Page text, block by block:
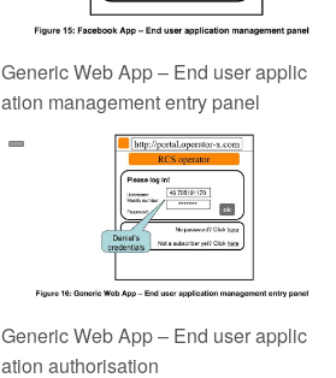
Generic Web App – End user applic
ation management entry panel
Generic Web App – End user applic
ation authorisation